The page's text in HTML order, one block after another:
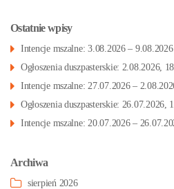
Ostatnie wpisy
Intencje mszalne: 3.08.2026 – 9.08.2026
Ogłoszenia duszpasterskie: 2.08.2026,
Intencje mszalne: 27.07.2026 –
Ogłoszenia duszpasterskie: 26.07.2026,
Intencje mszalne: 20.07.2026 –
Archiwa
sierpień 2026